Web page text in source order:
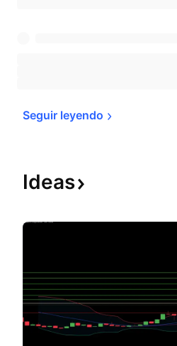
Seguir leyendo
Ideas